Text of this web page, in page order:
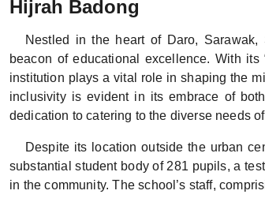
Hijrah Badong
Nestled in the heart of Daro,
beacon of educational excellence. With
institution plays a vital role in shaping the
inclusivity is evident in its embrace of
dedication to catering to the diverse needs
Despite its location outside the urban
substantial student body of 281 pupils, a
in the community. The school’s staff,